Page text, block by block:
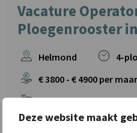
Deze website maakt
Vacature
Ploegenrooster
Helmond
4-
€3800 - € 4900 per
Diervoeding